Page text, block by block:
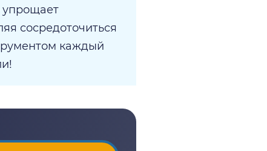
упрощает
сосредоточиться
каждый